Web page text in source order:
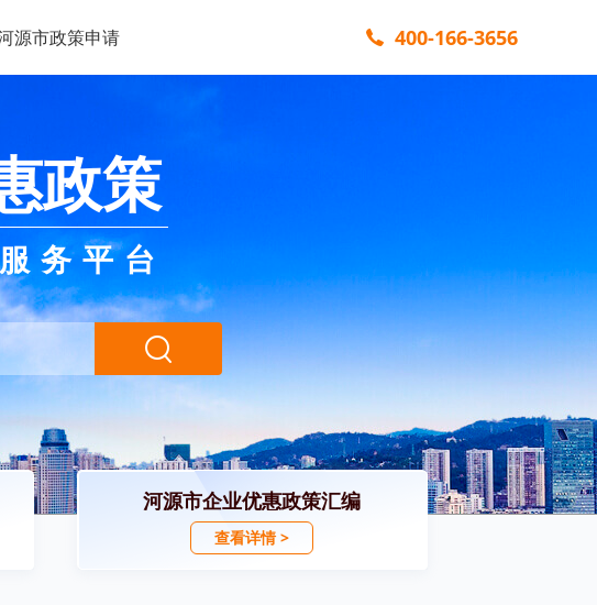
源市政策申请 400-166-3656
政策
务平台
河源市企业优惠政策汇编
查看详情 >